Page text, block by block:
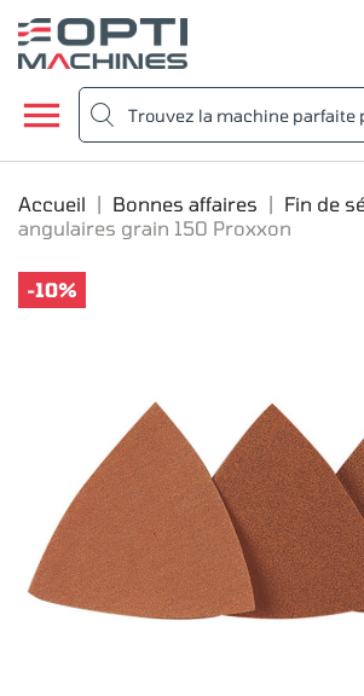

Accueil Bonnes affaires Fin de
angulaires grain 150 Proxxon
-10%